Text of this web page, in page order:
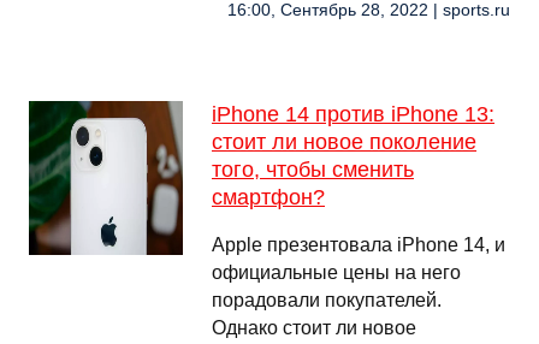
16:00, Сентябрь 28, 2022 | sports.ru
iPhone 14 против iPhone 13:
стоит ли новое поколение
того, чтобы сменить
смартфон?
Apple презентовала iPhone 14, и
официальные цены на него
порадовали покупателей.
Однако стоит ли новое